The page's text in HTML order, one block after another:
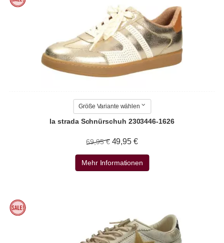
Größe Variante wählen
la strada Schnürschuh 2303446-1626
69,95 € 49,95 €
Mehr Informationen